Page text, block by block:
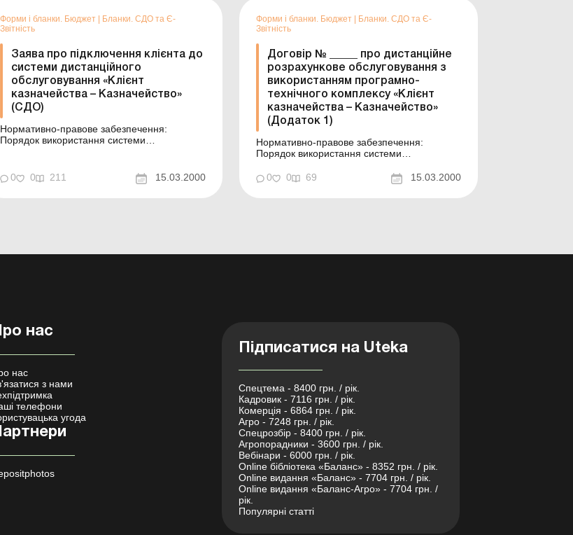
Форми і бланки. Бюджет
Бланки. СДО та Є-
Звітність
Заява про підключення клієнта до
системи дистанційного
обслуговування «Клієнт
казначейства – Казначейство»
(СДО)
Нормативно-правове забезпечення:
Порядок використання системи
Державної казначейської служби України
Форма: Див. також: Зразки заповнення ...
0 0 211 15.03.2000
Форми і бланки. Бюджет
Бланки. СДО та Є-
Звітність
Договір № _____ про дистанційне
розрахункове обслуговування з
використанням програмно-
технічного комплексу «Клієнт
казначейства – Казначейство»
(Додаток 1)
Нормативно-правове забезпечення:
Порядок використання системи
казначейства – Казначейство» в органах
Державної казначейської служби України
0 0 69 15.03.2000
нас
нас
з нами
телефони
угода
Підписатися на Uteka
Спецтема - 8400 грн. / рік.
Кадровик - 7116 грн. / рік.
Комерція - 6864 грн. / рік.
Агро - 7248 грн. / рік.
Спецрозбір - 8400 грн. / рік.
Агропорадники - 3600 грн. / рік.
Вебінари - 6000 грн. / рік.
Online бібліотека «Баланс» - 8352 грн. / рік.
Online видання «Баланс» - 7704 грн. / рік.
Online видання «Баланс-Агро» - 7704 грн. /
рік.
Популярні статті